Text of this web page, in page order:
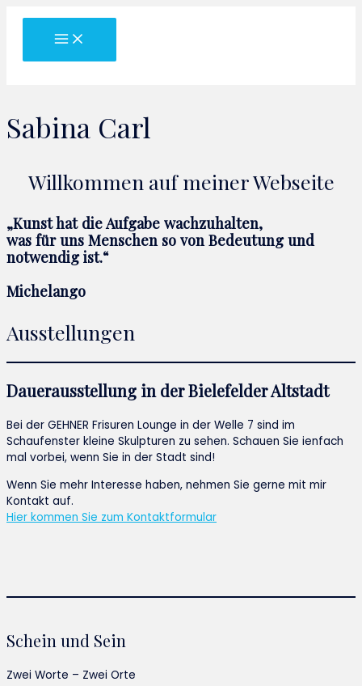
Main
Menu
Sabina Carl
Willkommen auf meiner Webseite
„Kunst hat die Aufgabe wachzuhalten,
was für uns Menschen so von Bedeutung und
notwendig ist.“
Michelango
Ausstellungen
Dauerausstellung in der Bielefelder Altstadt
Bei der GEHNER Frisuren Lounge in der Welle 7 sind im
Schaufenster kleine Skulpturen zu sehen. Schauen Sie ienfach
mal vorbei, wenn Sie in der Stadt sind!
Wenn Sie mehr Interesse haben, nehmen Sie gerne mit mir
Kontakt auf.
Hier kommen Sie zum Kontaktformular
Schein und Sein
Zwei Worte – Zwei Orte